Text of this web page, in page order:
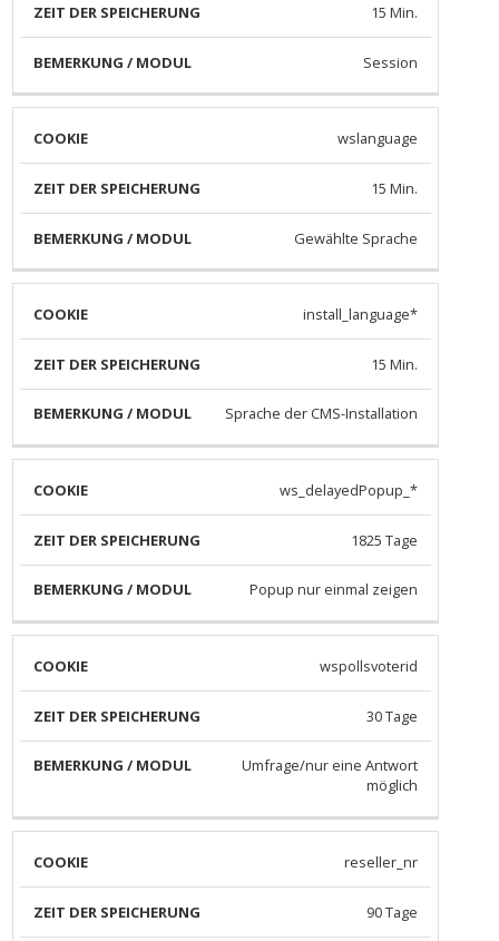
15 Min.
Session
wslanguage
15 Min.
Gewählte Sprache
install_language*
15 Min.
Sprache der CMS-Installation
ws_delayedPopup_*
1825 Tage
Popup nur einmal zeigen
wspollsvoterid
30 Tage
Umfrage/nur eine Antwort
möglich
reseller_nr
90 Tage